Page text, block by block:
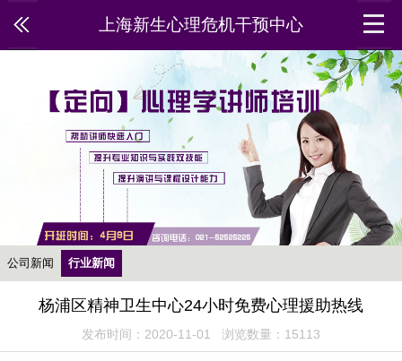
上海新生心理危机干预中心
公司新闻 行业新闻
杨浦区精神卫生中心24小时免费心理援助热线
发布时间：2020-11-01 浏览数量：15113